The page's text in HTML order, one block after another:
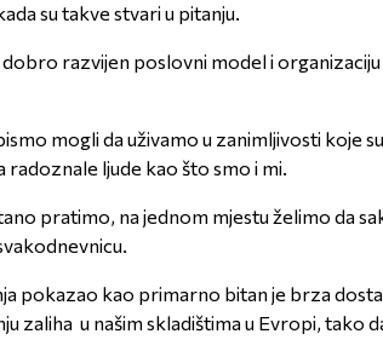
su takve stvari u pitanju.
razvijen poslovni model i
mogli da uživamo u zanimljivosti koje
ljude kao što smo i mi.
pratimo, na jednom mjestu želimo da
pokazao kao primarno bitan je brza
zaliha u našim skladištima u Evropi, tako